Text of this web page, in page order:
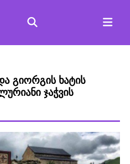
გიორგის ხატის
ჯაჭვის